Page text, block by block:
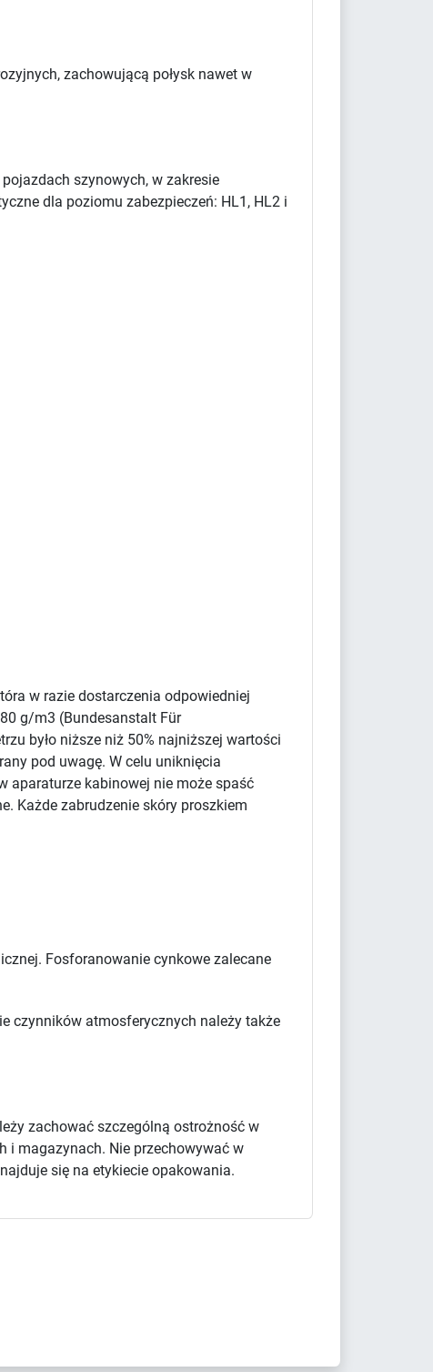
zachowującą połysk nawet w
szynowych, w zakresie
dla poziomu zabezpieczeń: HL1, HL2 i
w razie dostarczenia odpowiedniej
g/m3 (Bundesanstalt Für
było niższe niż 50% najniższej wartości
pod uwagę. W celu uniknięcia
aparaturze kabinowej nie może spaść
Każde zabrudzenie skóry proszkiem
Fosforanowanie cynkowe zalecane
czynników atmosferycznych należy także
zachować szczególną ostrożność w
i magazynach. Nie przechowywać w
się na etykiecie opakowania.